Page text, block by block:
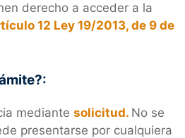
derecho a acceder a la
12 Ley 19/2013, de 9 de
mediante solicitud. No se
presentarse por cualquiera